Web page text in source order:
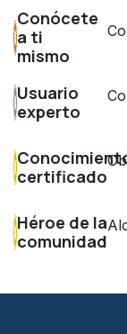
Conócete
a ti
mismo
Usuario
experto
certificado
Héroe de la
comunidad